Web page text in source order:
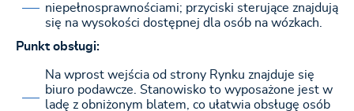
niepełnosprawnościami; przyciski sterujące znajdują
się na wysokości dostępnej dla osób na wózkach.
Punkt obsługi:
Na wprost wejścia od strony Rynku znajduje się
biuro podawcze. Stanowisko to wyposażone jest w
ladę z obniżonym blatem, co ułatwia obsługę osób